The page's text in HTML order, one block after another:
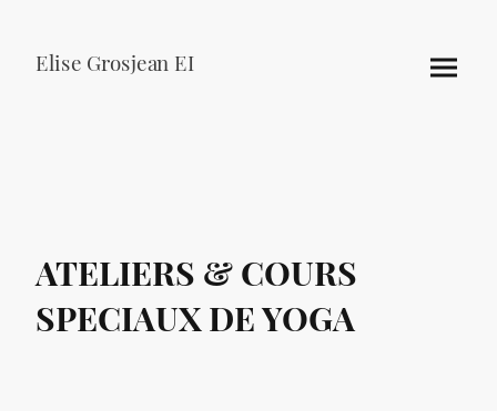
Elise Grosjean EI
ATELIERS & COURS
SPECIAUX DE YOGA